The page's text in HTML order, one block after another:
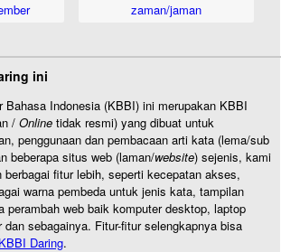
zaman/jaman
ini
Indonesia (KBBI) ini merupakan KBBI
/ Online tidak resmi) yang dibuat untuk
penggunaan dan pembacaan arti kata (lema/sub
beberapa situs web (laman/website) sejenis, kami
berbagai fitur lebih, seperti kecepatan akses,
warna pembeda untuk jenis kata, tampilan
perambah web baik komputer desktop, laptop
dan sebagainya. Fitur-fitur selengkapnya bisa
Daring.